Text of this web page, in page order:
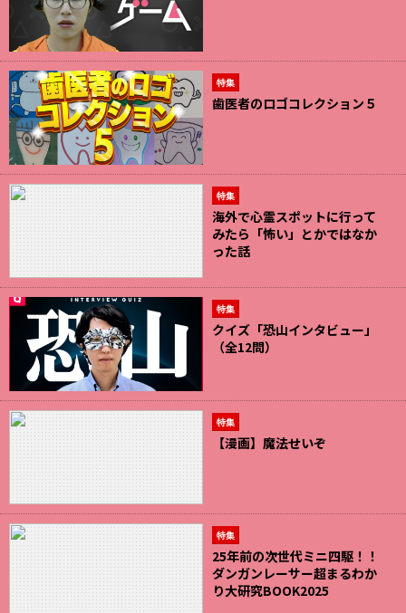
特集
歯医者のロゴコレクション５
特集
海外で心霊スポットに行って
みたら「怖い」とかではなか
った話
特集
クイズ「恐山インタビュー」
（全12問）
特集
【漫画】魔法せいぞ
特集
25年前の次世代ミニ四駆！！
ダンガンレーサー超まるわか
り大研究BOOK2025